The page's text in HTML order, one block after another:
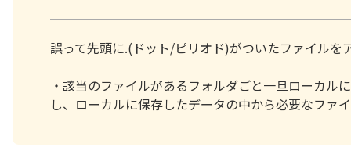
誤って先頭に.(ドット/ピリオド)がついたファイルを
・該当のファイルがあるフォルダごと一旦ローカ
し、ローカルに保存したデータの中から必要なファ